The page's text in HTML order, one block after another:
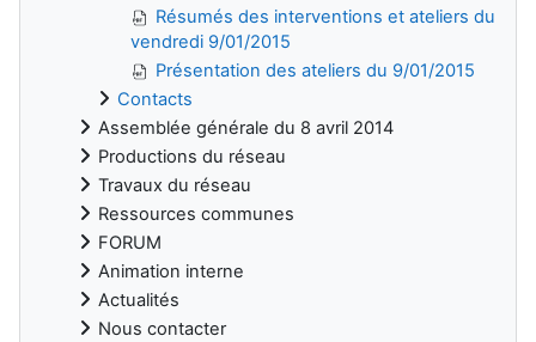
Résumés des interventions et ateliers du
vendredi 9/01/2015
Présentation des ateliers du 9/01/2015
Contacts
Assemblée générale du 8 avril 2014
Productions du réseau
Travaux du réseau
Ressources communes
FORUM
Animation interne
Actualités
Nous contacter